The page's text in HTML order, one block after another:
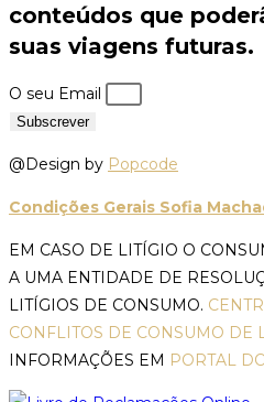
conteúdos que
suas viagens futuras.
O seu Email
Subscrever
@Design by Popcode
Condições Gerais Sofia
EM CASO DE LITÍGIO O
A UMA ENTIDADE DE
LITÍGIOS DE CONSUMO.
CONFLITOS DE CONSUMO DE
INFORMAÇÕES EM PORTAL